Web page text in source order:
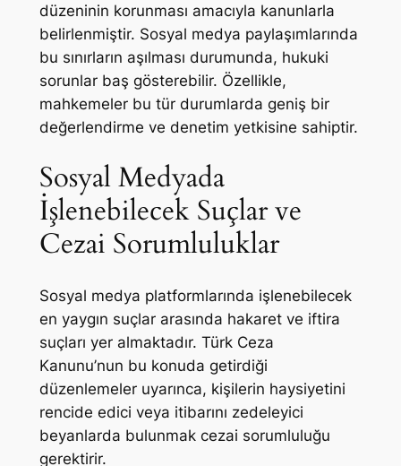
düzeninin korunması amacıyla kanunlarla
belirlenmiştir. Sosyal medya paylaşımlarında
bu sınırların aşılması durumunda, hukuki
sorunlar baş gösterebilir. Özellikle,
mahkemeler bu tür durumlarda geniş bir
değerlendirme ve denetim yetkisine sahiptir.
Sosyal Medyada
İşlenebilecek Suçlar ve
Cezai Sorumluluklar
Sosyal medya platformlarında işlenebilecek
en yaygın suçlar arasında hakaret ve iftira
suçları yer almaktadır. Türk Ceza
Kanunu’nun bu konuda getirdiği
düzenlemeler uyarınca, kişilerin haysiyetini
rencide edici veya itibarını zedeleyici
beyanlarda bulunmak cezai sorumluluğu
gerektirir.